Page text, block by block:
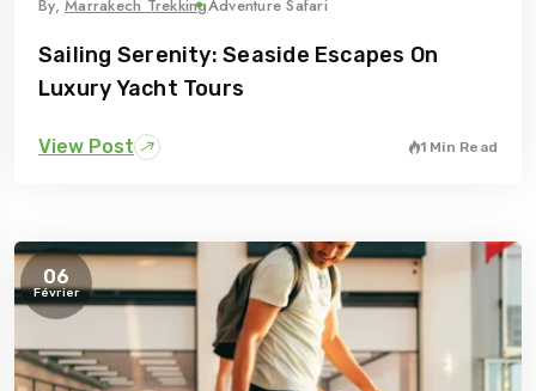
By,Marrakech TrekkingAdventure Safari
Sailing Serenity: Seaside Escapes On
Luxury Yacht Tours
View Post 1 Min Read
06
Février